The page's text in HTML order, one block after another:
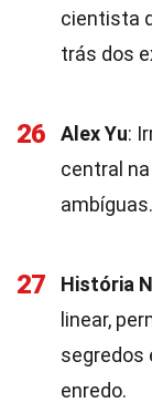
cientista
trás dos
26 Alex Yu:
central
ambíguas.
27 História
linear,
segredos
enredo.